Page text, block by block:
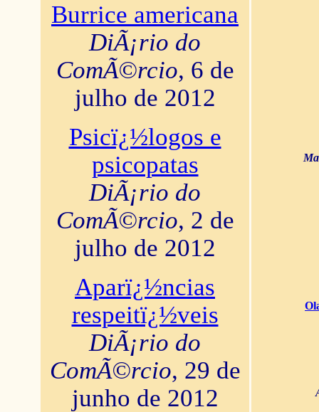
Burrice americana
DiÃ¡rio do
ComÃ©rcio, 6 de
julho de 2012
Psicï¿½logos e
psicopatas
DiÃ¡rio do
ComÃ©rcio, 2 de
julho de 2012
Aparï¿½ncias
respeitï¿½veis
DiÃ¡rio do
ComÃ©rcio, 29 de
junho de 2012